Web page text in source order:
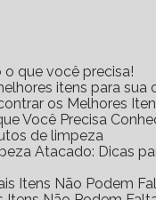
o que você precisa!
itens para sua
os Melhores
Você Precisa
de limpeza
Atacado: Dicas
Itens Não Podem